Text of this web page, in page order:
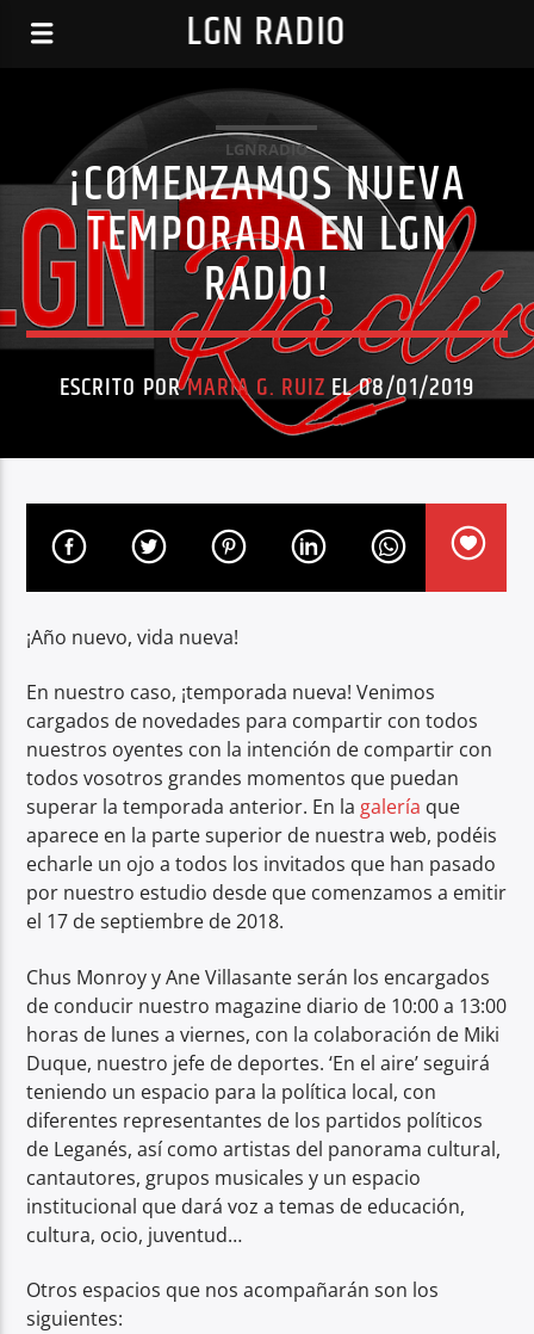
LGN RADIO
LGNRADIO
¡COMENZAMOS NUEVA
TEMPORADA EN LGN
RADIO!
ESCRITO PORMARIA G. RUIZ EL 08/01/2019
¡Año nuevo, vida nueva!
En nuestro caso, ¡temporada nueva! Venimos
cargados de novedades para compartir con todos
nuestros oyentes con la intención de compartir con
todos vosotros grandes momentos que puedan
superar la temporada anterior. En la galería que
aparece en la parte superior de nuestra web, podéis
echarle un ojo a todos los invitados que han pasado
por nuestro estudio desde que comenzamos a emitir
el 17 de septiembre de 2018.
Chus Monroy y Ane Villasante serán los encargados
de conducir nuestro magazine diario de 10:00 a 13:00
horas de lunes a viernes, con la colaboración de Miki
Duque, nuestro jefe de deportes. ‘En el aire’ seguirá
teniendo un espacio para la política local, con
diferentes representantes de los partidos políticos
de Leganés, así como artistas del panorama cultural,
cantautores, grupos musicales y un espacio
institucional que dará voz a temas de educación,
cultura, ocio, juventud…
Otros espacios que nos acompañarán son los
siguientes: